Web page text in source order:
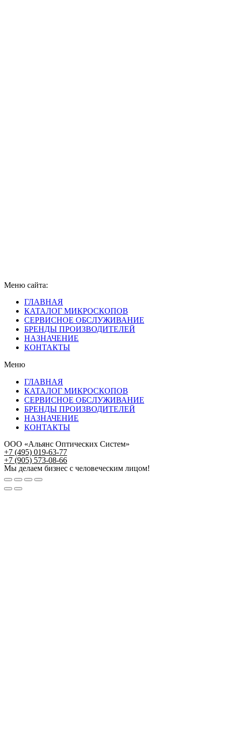
Меню сайта:
ГЛАВНАЯ
КАТАЛОГ МИКРОСКОПОВ
СЕРВИСНОЕ ОБСЛУЖИВАНИЕ
БРЕНДЫ ПРОИЗВОДИТЕЛЕЙ
НАЗНАЧЕНИЕ
КОНТАКТЫ
Меню
ГЛАВНАЯ
КАТАЛОГ МИКРОСКОПОВ
СЕРВИСНОЕ ОБСЛУЖИВАНИЕ
БРЕНДЫ ПРОИЗВОДИТЕЛЕЙ
НАЗНАЧЕНИЕ
КОНТАКТЫ
ООО «Альянс Оптических Систем»
+7 (495) 019-63-77
+7 (905) 573-08-66
Мы делаем бизнес с человеческим лицом!